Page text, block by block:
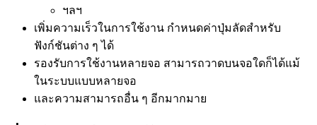
ฯลฯ
เพิ่มความเร็วในการใช้งาน กำหนดค่าปุ่มลัดสำหรับ
ฟังก์ชันต่าง ๆ ได้
รองรับการใช้งานหลายจอ สามารถวาดบนจอใดก็ได้แม้
ในระบบแบบหลายจอ
และความสามารถอื่น ๆ อีกมากมาย